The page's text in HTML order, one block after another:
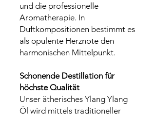
und die professionelle
Aromatherapie. In
Duftkompositionen bestimmt es
als opulente Herznote den
harmonischen Mittelpunkt.
Schonende Destillation für
höchste Qualität
Unser ätherisches Ylang Ylang
Öl wird mittels traditioneller